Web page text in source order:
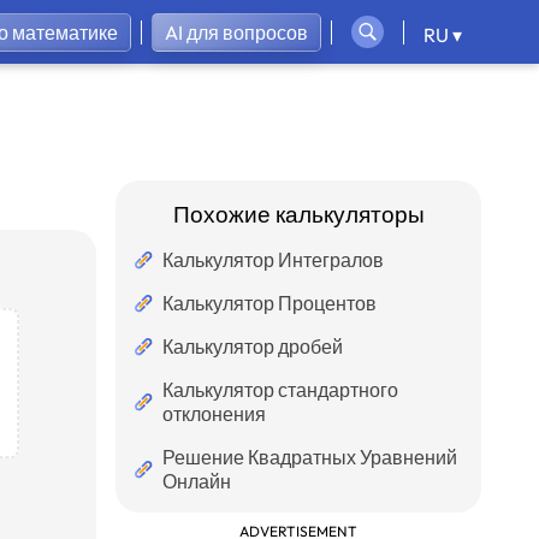
математике AI для вопросов RU ▾
Похожие калькуляторы
Калькулятор Интегралов
Калькулятор Процентов
Калькулятор дробей
Калькулятор стандартного
отклонения
Решение Квадратных Уравнений
Онлайн
ADVERTISEMENT